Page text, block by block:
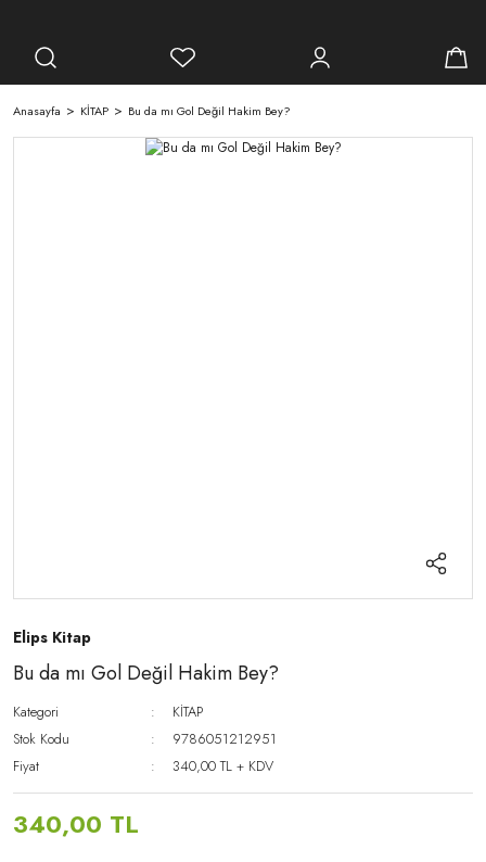
Anasayfa KİTAP Bu da mı Gol Değil Hakim Bey?
Elips Kitap
Bu da mı Gol Değil Hakim Bey?
Kategori
KİTAP
Stok Kodu
9786051212951
Fiyat
340,00 TL + KDV
340,00 TL